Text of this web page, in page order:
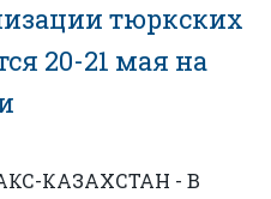
тюркских
20-21 мая на
КАЗАХСТАН - В